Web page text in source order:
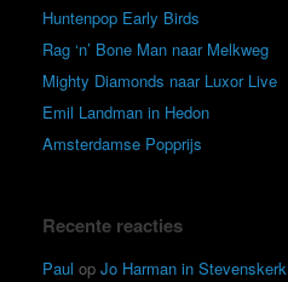
Huntenpop Early Birds
Rag ‘n’ Bone Man naar Melkweg
Mighty Diamonds naar Luxor Live
Emil Landman in Hedon
Amsterdamse Popprijs
Recente reacties
Paul op Jo Harman in Stevenskerk